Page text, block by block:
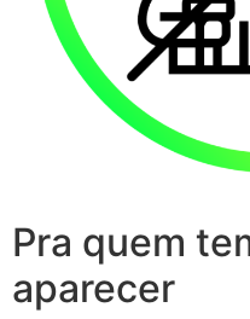
Pra quem
aparecer